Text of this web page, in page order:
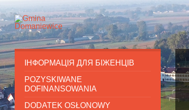
ІНФОРМАЦІЯ ДЛЯ БІЖЕНЦІВ
POZYSKIWANE
DOFINANSOWANIA
DODATEK OSŁONOWY